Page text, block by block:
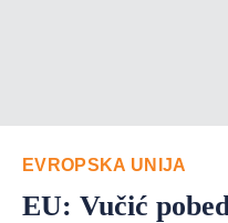
EVROPSKA UNIJA
EU: Vučić